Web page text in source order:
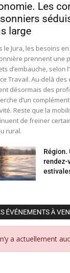
Les
large
le Jura, les besoins
prennent une
d’embauche, selon
Travail. Au-delà
désormais des
d’un
Reste que la
de freiner
rural.
Région.
rendez-
ÉVÉNEMENTS À
a actuellement